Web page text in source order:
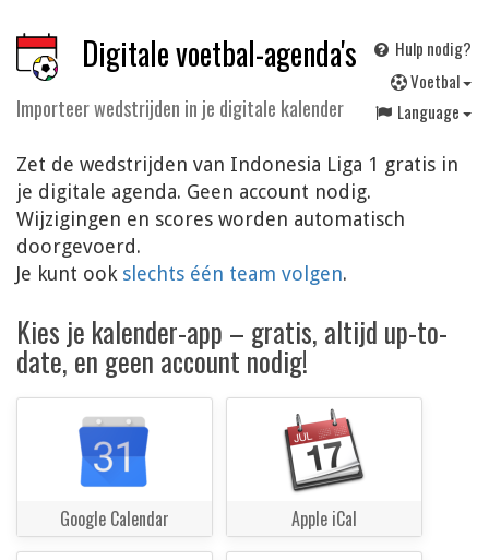
Digitale voetbal-agenda's
Importeer wedstrijden in je digitale kalender
Hulp nodig?
Voetbal
Language
Zet de wedstrijden van Indonesia Liga 1 gratis in
je digitale agenda. Geen account nodig.
Wijzigingen en scores worden automatisch
doorgevoerd.
Je kunt ook slechts één team volgen.
Kies je kalender-app – gratis, altijd up-to-
date, en geen account nodig!
Google Calendar Apple iCal